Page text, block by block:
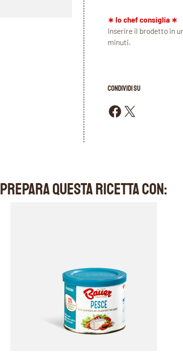
∗ lo chef consiglia ∗
Inserire il brodetto in
minuti.
CONDIVIDI SU
Condividi su Facebook Condividi su X
PREPARA QUESTA RICETTA CON: